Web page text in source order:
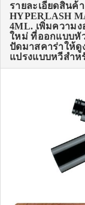
รายละเอียดสินค้
HYPERLASH
4ML. เพิ่มความ
ใหม่ ที่ออกแบบหั
ปัดมาสคาร่าให้ดู
แปรงแบบหวีสำห